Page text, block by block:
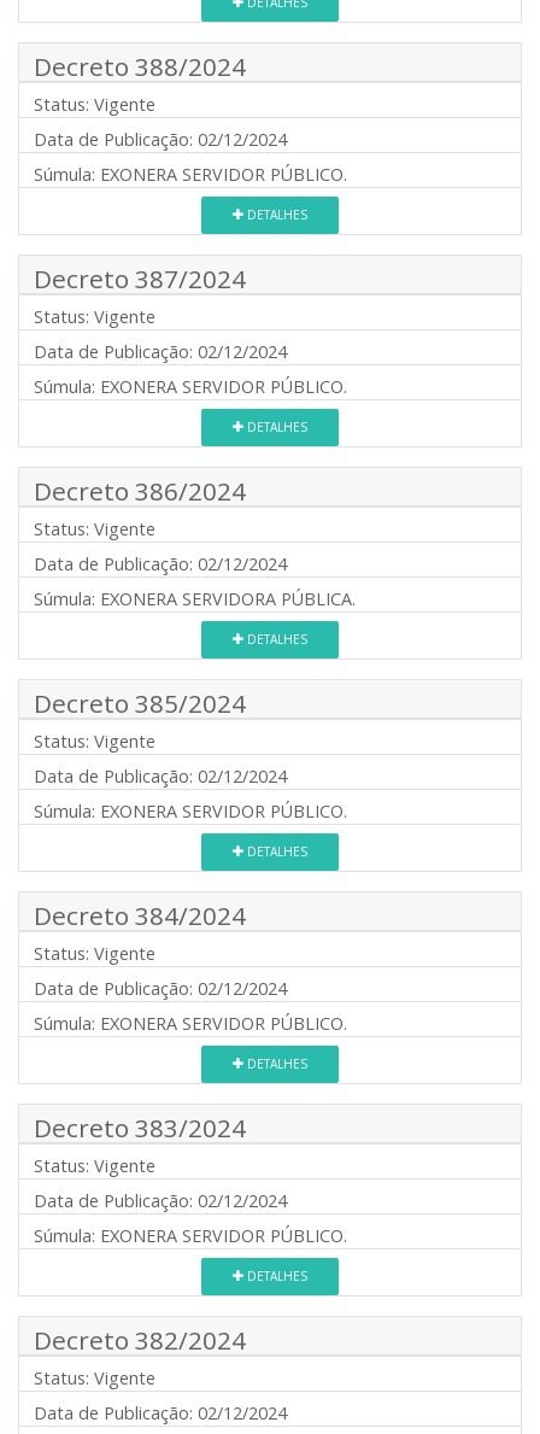
Decreto 388/2024
Status: Vigente
Data de Publicação: 02/12/2024
Súmula: EXONERA SERVIDOR PÚBLICO.
DETALHES
Decreto 387/2024
Status: Vigente
Data de Publicação: 02/12/2024
Súmula: EXONERA SERVIDOR PÚBLICO.
DETALHES
Decreto 386/2024
Status: Vigente
Data de Publicação: 02/12/2024
Súmula: EXONERA SERVIDORA PÚBLICA.
DETALHES
Decreto 385/2024
Status: Vigente
Data de Publicação: 02/12/2024
Súmula: EXONERA SERVIDOR PÚBLICO.
DETALHES
Decreto 384/2024
Status: Vigente
Data de Publicação: 02/12/2024
Súmula: EXONERA SERVIDOR PÚBLICO.
DETALHES
Decreto 383/2024
Status: Vigente
Data de Publicação: 02/12/2024
Súmula: EXONERA SERVIDOR PÚBLICO.
DETALHES
Decreto 382/2024
Status: Vigente
Data de Publicação: 02/12/2024